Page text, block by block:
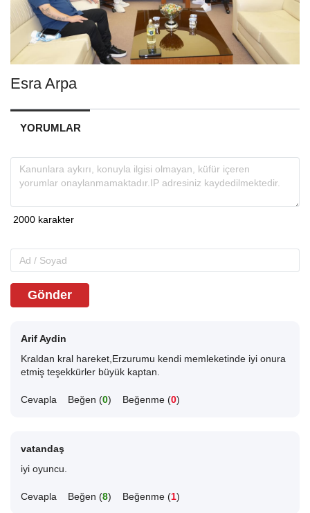
Esra Arpa
YORUMLAR
Gönder
Arif Aydin
Kraldan kral hareket,Erzurumu kendi memleketinde iyi onura
etmiş teşekkürler büyük kaptan.
Cevapla Beğen (0) Beğenme (0)
vatandaş
iyi oyuncu.
Cevapla Beğen (8) Beğenme (1)